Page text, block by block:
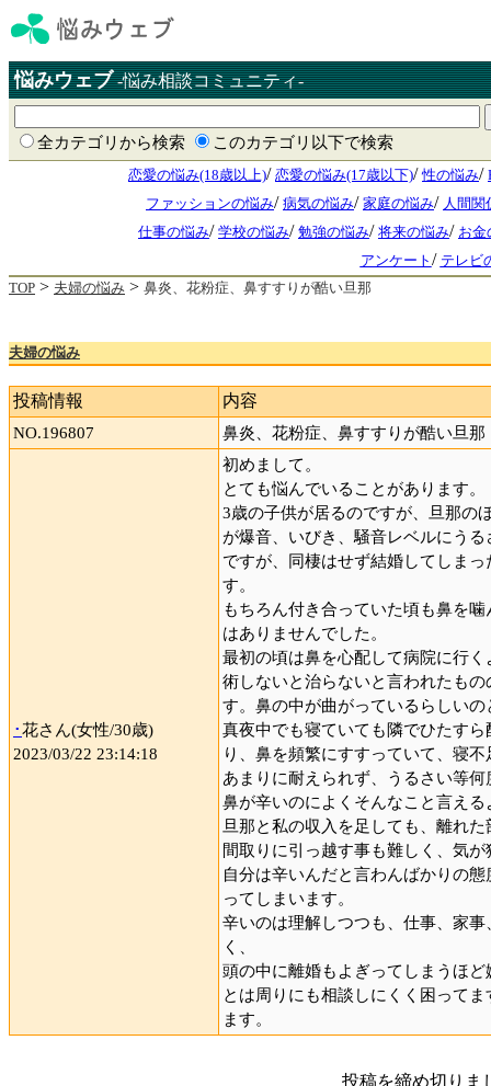
悩みウェブ -悩み相談コミュニティ-
全カテゴリから検索 このカテゴリ以下で検索
恋愛の悩み(18歳以上)/ 恋愛の悩み(17歳以下)/性の悩み/
ファッションの悩み/ 病気の悩み/ 家庭の悩み/ 人間関
仕事の悩み/ 学校の悩み/ 勉強の悩み/ 将来の悩み/ お金
アンケート / テレビ
TOP > 夫婦の悩み > 鼻炎、花粉症、鼻すすりが酷い旦那
夫婦の悩み
投稿情報 内容
NO.196807 鼻炎、花粉症、鼻すすりが酷い旦那
･花さん(女性/30歳)
2023/03/22 23:14:18
初めまして。
とても悩んでいることがあります。
3歳の子供が居るのですが、旦那の
が爆音、いびき、騒音レベルにう
ですが、同棲はせず結婚してしま
す。
もちろん付き合っていた頃も鼻を
はありませんでした。
最初の頃は鼻を心配して病院に行
術しないと治らないと言われたも
す。鼻の中が曲がっているらしい
真夜中でも寝ていても隣でひたす
り、鼻を頻繁にすすっていて、寝
あまりに耐えられず、うるさい等
鼻が辛いのによくそんなこと言え
旦那と私の収入を足しても、離れ
間取りに引っ越す事も難しく、気
自分は辛いんだと言わんばかりの
ってしまいます。
辛いのは理解しつつも、仕事、家
く、
頭の中に離婚もよぎってしまうほ
とは周りにも相談しにくく困って
ます。
投稿を締め切りま